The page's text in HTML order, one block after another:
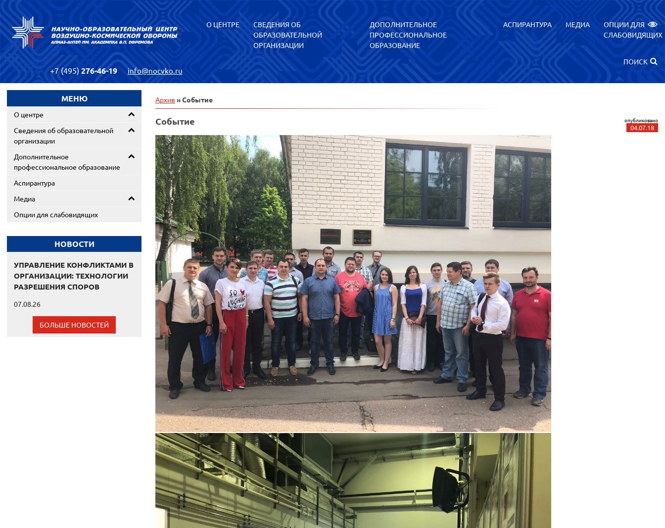
О ЦЕНТРЕ
СВЕДЕНИЯ ОБ
ОБРАЗОВАТЕЛЬНОЙ
ОРГАНИЗАЦИИ
ДОПОЛНИТЕЛЬНОЕ
ПРОФЕССИОНАЛЬНОЕ
ОБРАЗОВАНИЕ
АСПИРАНТУРА МЕДИА
ОПЦИИ ДЛЯ
СЛАБОВИДЯЩИХ
ПОИСК
+7 (495) 276-46-19 info@nocvko.ru
МЕНЮ
О центре
Сведения об образовательной
организации
Дополнительное
профессиональное образование
Аспирантура
Медиа
Опции для слабовидящих
НОВОСТИ
УПРАВЛЕНИЕ КОНФЛИКТАМИ В
ОРГАНИЗАЦИИ: ТЕХНОЛОГИИ
РАЗРЕШЕНИЯ СПОРОВ
07.08.26
БОЛЬШЕ НОВОСТЕЙ
Архив » Событие
Событие опубликовано
04.07.18